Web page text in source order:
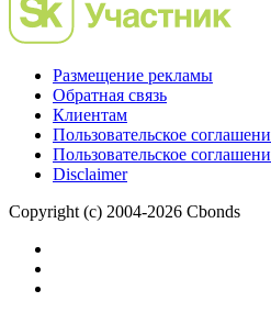
Размещение рекламы
Обратная связь
Пользовательское соглашение
Copyright (c) 2004-2026 Cbonds